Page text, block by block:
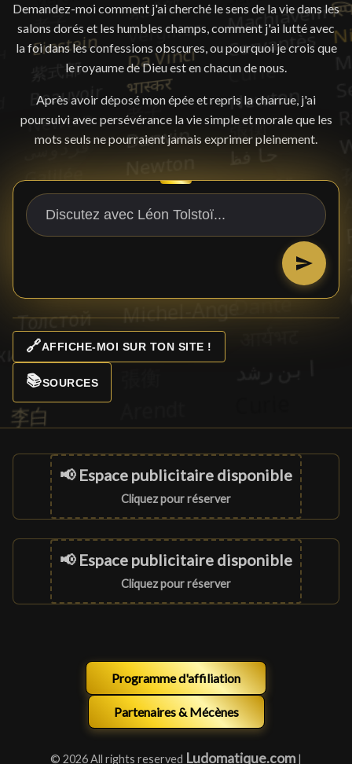
Demandez-moi comment j'ai cherché le sens de la vie dans les
salons dorés et les humbles champs, comment j'ai lutté avec
la foi dans les confessions obscures, ou pourquoi je crois que
le royaume de Dieu est en chacun de nous.
Après avoir déposé mon épée et repris la charrue, j'ai
poursuivi avec persévérance la vie simple et morale que les
mots seuls ne pourraient jamais exprimer pleinement.
🔗AFFICHE-MOI SUR TON SITE !
📚SOURCES
📢 Espace publicitaire disponible
Cliquez pour réserver
📢 Espace publicitaire disponible
Cliquez pour réserver
Programme d'affiliation
Partenaires & Mécènes
© 2026 All rights reserved Ludomatique.com |